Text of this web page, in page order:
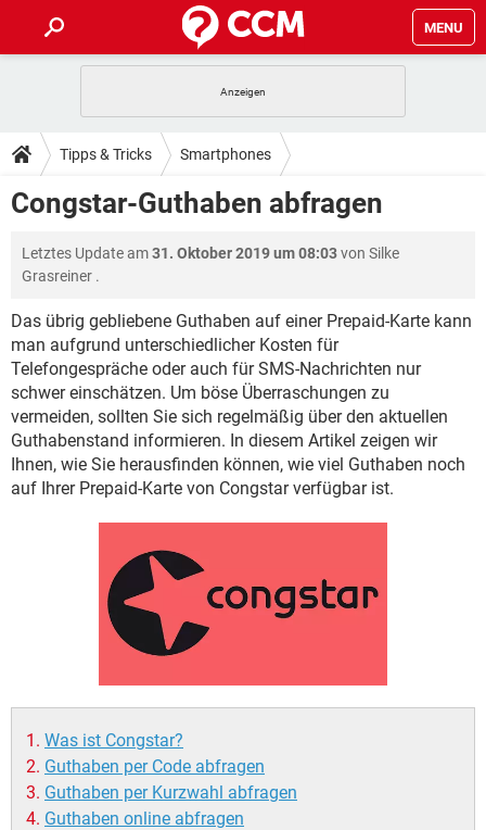
MENU
ANDROID IOS
WINDOWS 10 INSTAGRAM
FACEBOOK
TIPPS & TRICKS
SPIELE STREAMING
ANDROID IOS
WINDOWS 10 INSTAGRAM
FACEBOOK HARDWARE
DOWNLOADS
ANDROID
WHATSAPP TIKTOK
FACEBOOK HARDWARE
FORUM
ANDROID IOS
WINDOWS 10 INSTAGRAM
WHATSAPP TIKTOK
FACEBOOK HARDWARE
SPIELE STREAMING
ANDROID
WINDOWS 10 INSTAGRAM
WHATSAPP TIKTOK
FACEBOOK HARDWARE
Tipps & Tricks Smartphones
Congstar-Guthaben abfragen
Letztes Update am31. Oktober 2019 um 08:03von Silke
Grasreiner .
Das übrig gebliebene Guthaben auf einer Prepaid-Karte kann
man aufgrund unterschiedlicher Kosten für
Telefongespräche oder auch für SMS-Nachrichten nur
schwer einschätzen. Um böse Überraschungen zu
vermeiden, sollten Sie sich regelmäßig über den aktuellen
Guthabenstand informieren. In diesem Artikel zeigen wir
Ihnen, wie Sie herausfinden können, wie viel Guthaben noch
auf Ihrer Prepaid-Karte von Congstar verfügbar ist.
Was ist Congstar?
Guthaben per Code abfragen
Guthaben per Kurzwahl abfragen
Guthaben online abfragen